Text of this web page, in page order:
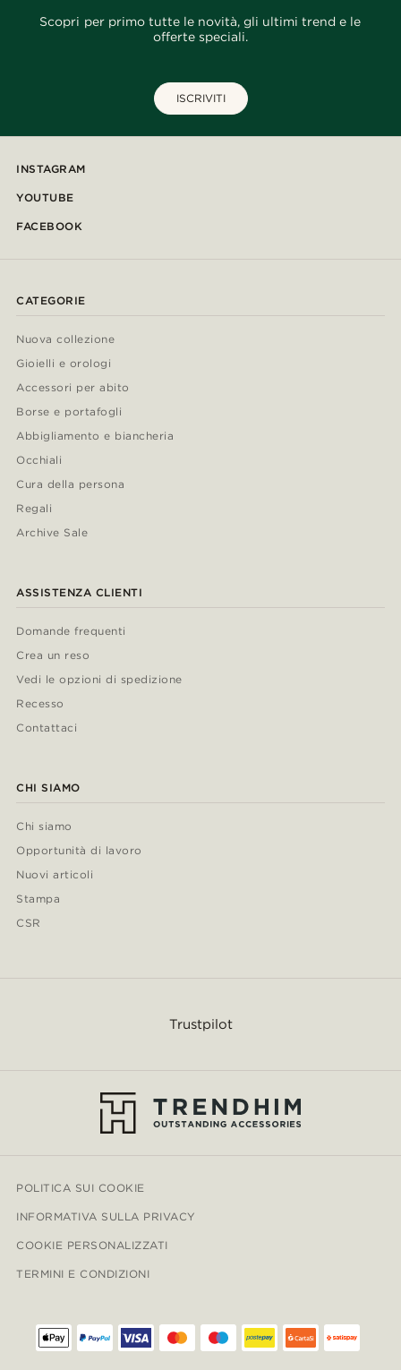
Scopri per primo tutte le novità, gli ultimi trend e le
offerte speciali.
ISCRIVITI
INSTAGRAM
YOUTUBE
FACEBOOK
CATEGORIE
Nuova collezione
Gioielli e orologi
Accessori per abito
Borse e portafogli
Abbigliamento e biancheria
Occhiali
Cura della persona
Regali
Archive Sale
ASSISTENZA CLIENTI
Domande frequenti
Crea un reso
Vedi le opzioni di spedizione
Recesso
Contattaci
CHI SIAMO
Chi siamo
Opportunità di lavoro
Nuovi articoli
Stampa
CSR
Trustpilot
POLITICA SUI COOKIE
INFORMATIVA SULLA PRIVACY
COOKIE PERSONALIZZATI
TERMINI E CONDIZIONI